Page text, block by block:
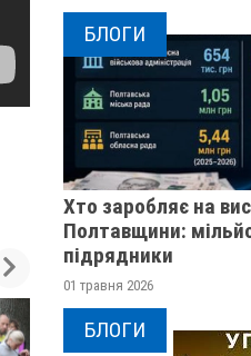
БЛОГИ
Хто заробляє на
Полтавщини:
підрядники
01 травня 2026
БЛОГИ